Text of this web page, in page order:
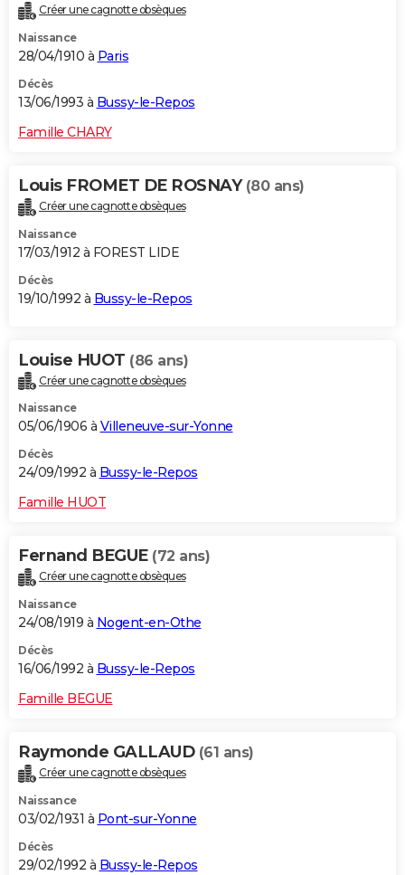
Créer une cagnotte obsèques
Naissance
28/04/1910 à Paris
Décès
13/06/1993 à Bussy-le-Repos
Famille CHARY
Louis FROMET DE ROSNAY (80 ans)
Créer une cagnotte obsèques
Naissance
17/03/1912 à FOREST LIDE
Décès
19/10/1992 à Bussy-le-Repos
Louise HUOT (86 ans)
Créer une cagnotte obsèques
Naissance
05/06/1906 à Villeneuve-sur-Yonne
Décès
24/09/1992 à Bussy-le-Repos
Famille HUOT
Fernand BEGUE (72 ans)
Créer une cagnotte obsèques
Naissance
24/08/1919 à Nogent-en-Othe
Décès
16/06/1992 à Bussy-le-Repos
Famille BEGUE
Raymonde GALLAUD (61 ans)
Créer une cagnotte obsèques
Naissance
03/02/1931 à Pont-sur-Yonne
Décès
29/02/1992 à Bussy-le-Repos